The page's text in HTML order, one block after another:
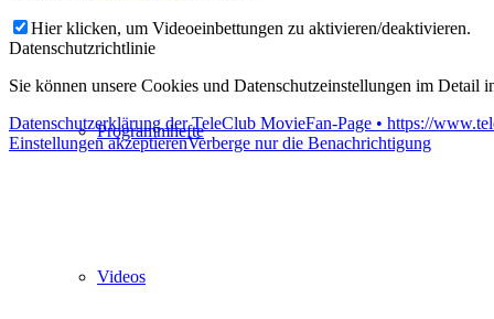
Programmhefte
Videos
Hier klicken, um Videoeinbettungen zu aktivieren/deaktivieren.
Datenschutzrichtlinie
Sie können unsere Cookies und Datenschutzeinstellungen im Detail
Datenschutzerklärung der TeleClub MovieFan-Page • https://
Einstellungen akzeptierenVerberge nur die Benachrichtigung